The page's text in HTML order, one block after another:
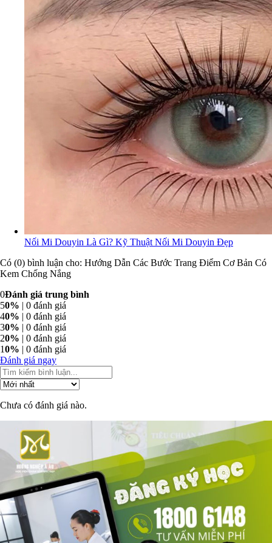
Nối Mi Douyin Là Gì? Kỹ Thuật Nối Mi Douyin Đẹp
Có (0) bình luận cho: Hướng Dẫn Các Bước Trang Điểm Cơ Bản Có
Kem Chống Nắng
0Đánh giá trung bình
50% | 0 đánh giá
40% | 0 đánh giá
30% | 0 đánh giá
20% | 0 đánh giá
10% | 0 đánh giá
Đánh giá ngay
Chưa có đánh giá nào.